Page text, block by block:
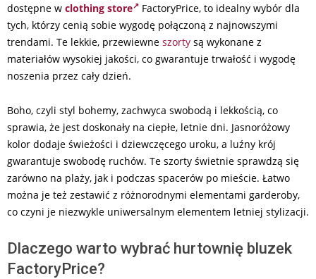
dostępne w clothing store
FactoryPrice, to idealny wybór dla
tych, którzy cenią sobie wygodę połączoną z najnowszymi
trendami. Te lekkie, przewiewne szorty są wykonane z
materiałów wysokiej jakości, co gwarantuje trwałość i wygodę
noszenia przez cały dzień.
Boho, czyli styl bohemy, zachwyca swobodą i lekkością, co
sprawia, że jest doskonały na ciepłe, letnie dni. Jasnoróżowy
kolor dodaje świeżości i dziewczęcego uroku, a luźny krój
gwarantuje swobodę ruchów. Te szorty świetnie sprawdzą się
zarówno na plaży, jak i podczas spacerów po mieście. Łatwo
można je też zestawić z różnorodnymi elementami garderoby,
co czyni je niezwykle uniwersalnym elementem letniej stylizacji.
Dlaczego warto wybrać hurtownię bluzek
FactoryPrice?